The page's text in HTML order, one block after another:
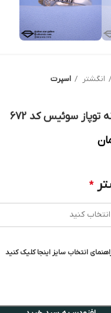
انگشتر اسپرت
توپاز سوئیس کد 672
*
انتخاب سایز اینجا کلیک کنید